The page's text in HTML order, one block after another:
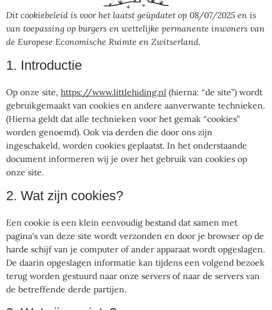
Dit cookiebeleid is voor het laatst geüpdatet op 08/07/2025 en is
van toepassing op burgers en wettelijke permanente inwoners van
de Europese Economische Ruimte en Zwitserland.
1. Introductie
Op onze site, https://www.littlehiding.nl (hierna: “de site”) wordt
gebruikgemaakt van cookies en andere aanverwante technieken.
(Hierna geldt dat alle technieken voor het gemak “cookies”
worden genoemd). Ook via derden die door ons zijn
ingeschakeld, worden cookies geplaatst. In het onderstaande
document informeren wij je over het gebruik van cookies op
onze site.
2. Wat zijn cookies?
Een cookie is een klein eenvoudig bestand dat samen met
pagina's van deze site wordt verzonden en door je browser op de
harde schijf van je computer of ander apparaat wordt opgeslagen.
De daarin opgeslagen informatie kan tijdens een volgend bezoek
terug worden gestuurd naar onze servers of naar de servers van
de betreffende derde partijen.